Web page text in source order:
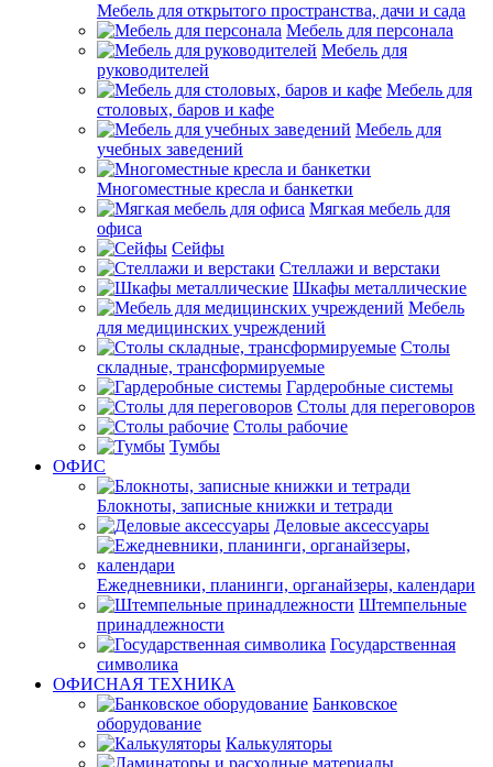
Мебель для открытого пространства, дачи и сада
Мебель для персонала
Мебель для
руководителей
Мебель для
столовых, баров и кафе
Мебель для
учебных заведений
Многоместные кресла и банкетки
Мягкая мебель для
офиса
Сейфы
Стеллажи и верстаки
Шкафы металлические
Мебель
для медицинских учреждений
Столы
складные, трансформируемые
Гардеробные системы
Столы для переговоров
Столы рабочие
Тумбы
ОФИС
Блокноты, записные книжки и тетради
Деловые аксессуары
Ежедневники, планинги, органайзеры, календари
Штемпельные
принадлежности
Государственная
символика
ОФИСНАЯ ТЕХНИКА
Банковское
оборудование
Калькуляторы